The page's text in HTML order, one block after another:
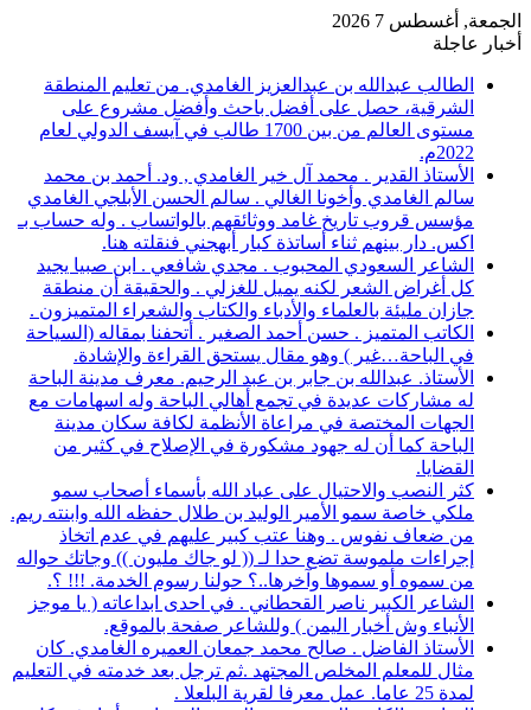
الجمعة, أغسطس 7 2026
أخبار عاجلة
الطالب عبدالله بن عبدالعزيز الغامدي. من تعليم المنطقة
الشرقية، حصل على أفضل باحث وأفضل مشروع على
مستوى العالم من بين 1700 طالب في آيسف الدولي لعام
2022م.
الأستاذ القدير . محمد آل خير الغامدي , ود. أحمد بن محمد
سالم الغامدي وأخونا الغالي . سالم الحسن الأبلجي الغامدي
مؤسس قروب تاريخ غامد ووثائقهم بالواتساب . وله حساب بـ
اكس. دار بينهم ثناء أساتذة كبار أبهجني فنقلته هنا.
الشاعر السعودي المحبوب . مجدي شافعي . ابن صبيا يجيد
كل أغراض الشعر لكنه يميل للغزلي . والحقيقة أن منطقة
جازان مليئة بالعلماء والأدباء والكتاب والشعراء المتميزون .
الكاتب المتميز . حسن أحمد الصغير . أتحفنا بمقاله (السياحة
في الباحة…غير ) وهو مقال يستحق القراءة والإشادة.
الأستاذ. عبدالله بن جابر بن عبد الرحيم. معرف مدينة الباحة
له مشاركات عديدة في تجمع أهالي الباحة وله اسهامات مع
الجهات المختصة في مراعاة الأنظمة لكافة سكان مدينة
الباحة كما أن له جهود مشكورة في الإصلاح في كثير من
القضايا.
كثر النصب والاحتيال على عباد الله بأسماء أصحاب سمو
ملكي خاصة سمو الأمير الوليد بن طلال حفظه الله وابنته ريم.
من ضعاف نفوس . وهنا عتب كبير عليهم في عدم اتخاذ
إجراءات ملموسة تضع حدا لـ (( لو جاك مليون )) وجاتك حواله
من سموه أو سموها وآخرها..؟ حولنا رسوم الخدمة. !!! ؟.
الشاعر الكبير ناصر القحطاني . في احدى ابداعاته ( يا موجز
الأنباء وش أخبار اليمن ) وللشاعر صفحة بالموقع.
الأستاذ الفاضل . صالح محمد جمعان العميره الغامدي. كان
مثال للمعلم المخلص المجتهد .ثم ترجل بعد خدمته في التعليم
لمدة 25 عاما. عمل معرفا لقرية البلعلا .